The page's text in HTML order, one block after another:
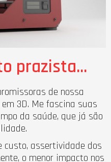
prazista…
de nossa
3D. Me fascina suas
da saúde, que já são
custo, assertividade dos
o menor impacto nos